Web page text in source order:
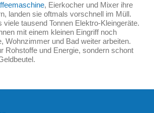
, Eierkocher und Mixer ihre
landen sie oftmals vorschnell im Müll.
viele tausend Tonnen Elektro-Kleingeräte.
mit einem kleinen Eingriff noch
Wohnzimmer und Bad weiter arbeiten.
Rohstoffe und Energie, sondern schont